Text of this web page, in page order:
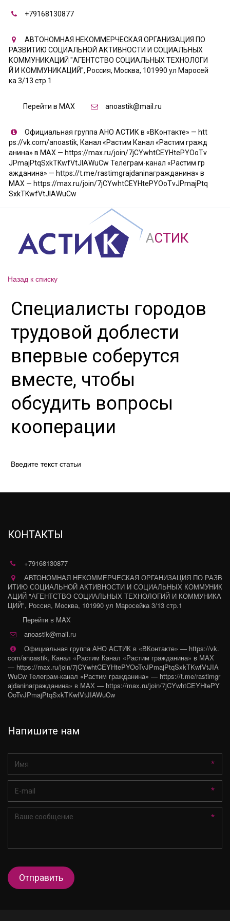
+79168130877
АВТОНОМНАЯ НЕКОММЕРЧЕСКАЯ ОРГАНИЗАЦИЯ ПО
РАЗВИТИЮ СОЦИАЛЬНОЙ АКТИВНОСТИ И СОЦИАЛЬНЫХ
КОММУНИКАЦИЙ "АГЕНТСТВО СОЦИАЛЬНЫХ ТЕХНОЛОГИ
Й И КОММУНИКАЦИЙ", Россия, Москва, 101990 ул Маросей
ка 3/13 стр.1
Перейти в MAX anoastik@mail.ru
Официальная группа АНО АСТИК в «ВКонтакте» — htt
ps://vk.com/anoastik, Канал «Растим Канал «Растим гражд
анина» в МАХ — https://max.ru/join/7jCYwhtCEYHtePYOoTv
JPmajPtqSxkTKwfVtJIAWuCw Телеграм-канал «Растим гр
ажданина» — https://t.me/rastimgrajdaninaгражданина» в
МАХ — https://max.ru/join/7jCYwhtCEYHtePYOoTvJPmajPtq
SxkTKwfVtJIAWuCw
АСТИК
Назад к списку
Специалисты городов
трудовой доблести
впервые соберутся
вместе, чтобы
обсудить вопросы
кооперации
Введите текст статьи
КОНТАКТЫ
+79168130877
АВТОНОМНАЯ НЕКОММЕРЧЕСКАЯ ОРГАНИЗАЦИЯ ПО РАЗВ
ИТИЮ СОЦИАЛЬНОЙ АКТИВНОСТИ И СОЦИАЛЬНЫХ КОММУНИК
АЦИЙ "АГЕНТСТВО СОЦИАЛЬНЫХ ТЕХНОЛОГИЙ И КОММУНИКА
ЦИЙ", Россия, Москва, 101990 ул Маросейка 3/13 стр.1
Перейти в MAX
anoastik@mail.ru
Официальная группа АНО АСТИК в «ВКонтакте» — https://vk.
com/anoastik, Канал «Растим Канал «Растим гражданина» в МАХ
— https://max.ru/join/7jCYwhtCEYHtePYOoTvJPmajPtqSxkTKwfVtJIA
WuCw Телеграм-канал «Растим гражданина» — https://t.me/rastimgr
ajdaninaгражданина» в МАХ — https://max.ru/join/7jCYwhtCEYHtePY
OoTvJPmajPtqSxkTKwfVtJIAWuCw
Напишите нам
*
*
*
Отправить